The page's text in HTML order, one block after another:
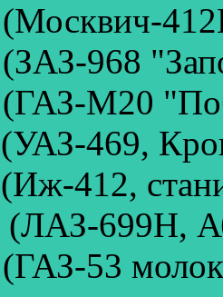
(Москвич-
(ЗАЗ-968
(ГАЗ-М20
(УАЗ-469,
(Иж-412,
(ЛАЗ-699Н,
(ГАЗ-53